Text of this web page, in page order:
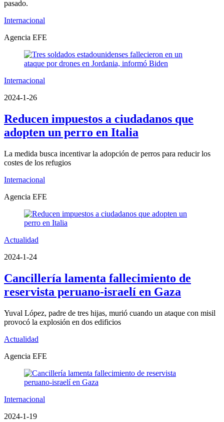
pasado.
Internacional
Agencia EFE
Internacional
2024-1-26
Reducen impuestos a ciudadanos que
adopten un perro en Italia
La medida busca incentivar la adopción de perros para reducir los
costes de los refugios
Internacional
Agencia EFE
Actualidad
2024-1-24
Cancillería lamenta fallecimiento de
reservista peruano-israelí en Gaza
Yuval López, padre de tres hijas, murió cuando un ataque con misil
provocó la explosión en dos edificios
Actualidad
Agencia EFE
Internacional
2024-1-19